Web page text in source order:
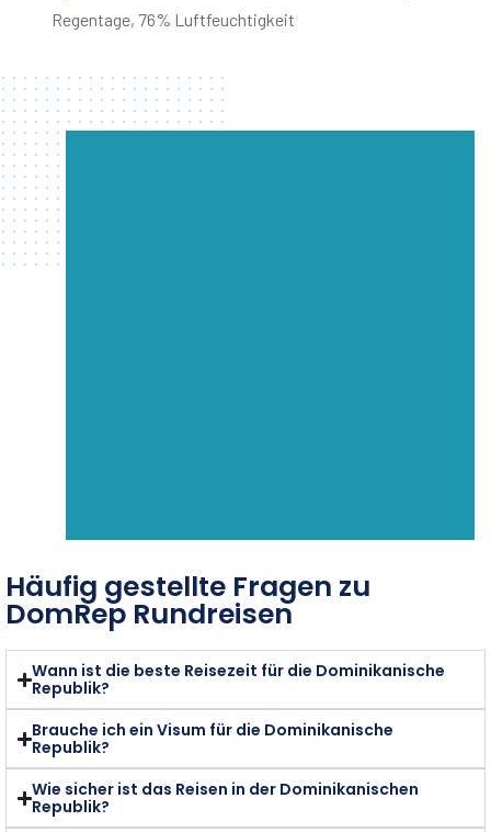
Regentage, 76% Luftfeuchtigkeit
Häufig gestellte Fragen zu
DomRep Rundreisen
Wann ist die beste Reisezeit für die Dominikanische
Republik?
Brauche ich ein Visum für die Dominikanische
Republik?
Wie sicher ist das Reisen in der Dominikanischen
Republik?